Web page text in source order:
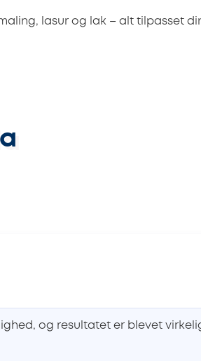
lasur og lak – alt tilpasset
og resultatet er blevet